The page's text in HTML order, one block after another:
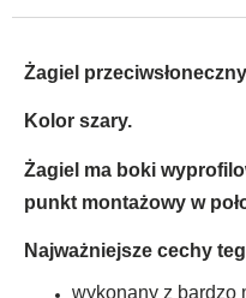
Żagiel
Kolor szary.
Żagiel ma boki
punkt montażowy w
Najważniejsze cechy
wykonany z bardzo